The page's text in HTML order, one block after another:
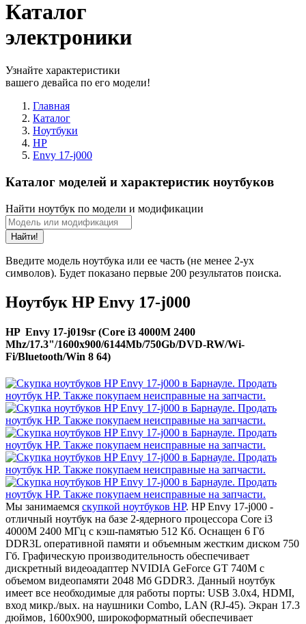
Каталог
электроники
Узнайте характеристики
вашего девайса по его модели!
Главная
Каталог
Ноутбуки
HP
Envy 17-j000
Каталог моделей и характеристик ноутбуков
Найти ноутбук по модели и модификации
Найти!
Введите модель ноутбука или ее часть (не менее 2-ух
символов). Будет показано первые 200 результатов поиска.
Ноутбук HP Envy 17-j000
HP Envy 17-j019sr (Core i3 4000M 2400
Mhz/17.3"/1600x900/6144Mb/750Gb/DVD-RW/Wi-
Fi/Bluetooth/Win 8 64)
Мы занимаемся скупкой ноутбуков HP. HP Envy 17-j000 -
отличный ноутбук на базе 2-ядерного процессора Core i3
4000M 2400 МГц с кэш-памятью 512 Кб. Оснащен 6 Гб
DDR3L оперативной памяти и объемным жестким диском 750
Гб. Графическую производительность обеспечивает
дискретный видеоадаптер NVIDIA GeForce GT 740M с
объемом видеопамяти 2048 Мб GDDR3. Данный ноутбук
имеет все необходимые для работы порты: USB 3.0x4, HDMI,
вход микр./вых. на наушники Combo, LAN (RJ-45). Экран 17.3
дюймов, 1600x900, широкоформатный обеспечивает